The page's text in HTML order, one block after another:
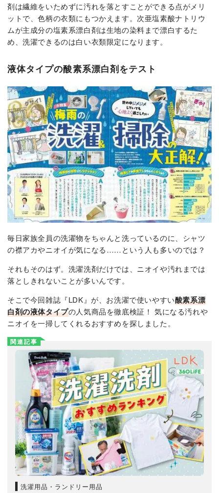
剤は繊維をいためずに汚れを落とすことができる点がメリ
ットで、色柄の衣類にもつかえます。次亜塩素酸ナトリウ
ムが主成分の塩素系漂白剤は生地の染料まで漂白するた
め、洗濯できるのは白い衣類限定になります。
液体タイプの酸素系漂白剤をテスト
毎日家族全員の洗濯物をちゃんと洗っているのに、シャツ
の襟アカやニオイが気になる……という人も多いのでは？
それもそのはず。洗濯洗剤だけでは、ニオイや汚れまでは
落としきれないことが多いんです。
そこで今回雑誌『LDK』が、お洗濯で使いやすい酸素系漂
白剤の液体タイプの人気商品を徹底検証！ 気になる汚れや
ニオイを一掃してくれるおすすめを探しました。
関連記事
洗濯用品・ランドリー用品